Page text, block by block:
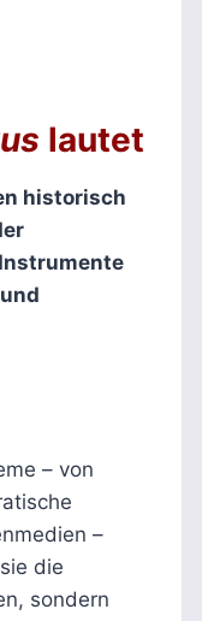
lautet
historisch
– von
–
die
sondern